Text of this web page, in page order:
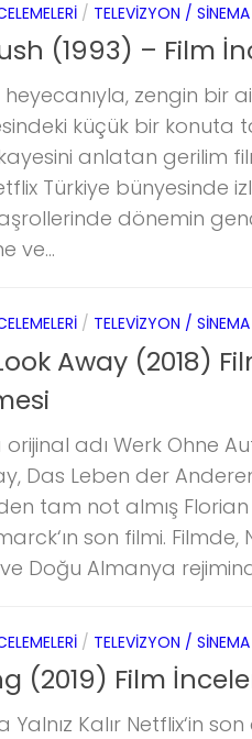
/ TELEVIZYON / SINEMA
(1993) – Film
heyecanıyla, zengin bir
küçük bir konuta
anlatan gerilim
Türkiye bünyesinde
dönemin genç
ve...
/ TELEVIZYON / SINEMA
Away (2018)
adı Werk Ohne
Das Leben der
tam not almış
son filmi. Filmde,
Doğu Almanya
/ TELEVIZYON / SINEMA
(2019) Film
Yalnız Kalır Netflix‘in